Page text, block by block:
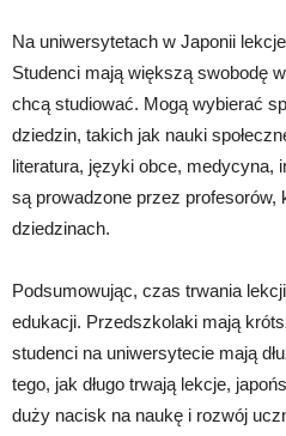
Na uniwersytetach w Japonii
Studenci mają większą swobodę
chcą studiować. Mogą wybierać
dziedzin, takich jak nauki
literatura, języki obce, medycyna,
są prowadzone przez
dziedzinach.
Podsumowując, czas trwania
edukacji. Przedszkolaki mają
studenci na uniwersytecie mają
tego, jak długo trwają lekcje,
duży nacisk na naukę i rozwój